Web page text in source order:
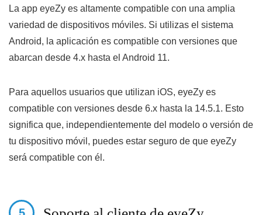
La app eyeZy es altamente compatible con una amplia
variedad de dispositivos móviles. Si utilizas el sistema
Android, la aplicación es compatible con versiones que
abarcan desde 4.x hasta el Android 11.
Para aquellos usuarios que utilizan iOS, eyeZy es
compatible con versiones desde 6.x hasta la 14.5.1. Esto
significa que, independientemente del modelo o versión de
tu dispositivo móvil, puedes estar seguro de que eyeZy
será compatible con él.